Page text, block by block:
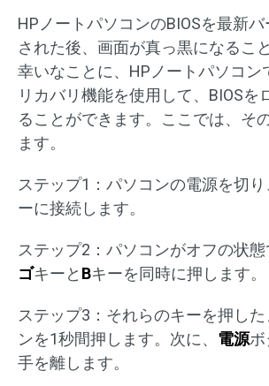
HPノートパソコンのBIOSを最新
された後、画面が真っ黒になるこ
幸いなことに、HPノートパソコン
リカバリ機能を使用して、BIOSを
ることができます。ここでは、そ
ます。
ステップ1：パソコンの電源を切
ーに接続します。
ステップ2：パソコンがオフの状態
ゴキーと Bキーを同時に押します。
ステップ3：それらのキーを押した
ンを1秒間押します。次に、 電源ボ
手を離します。